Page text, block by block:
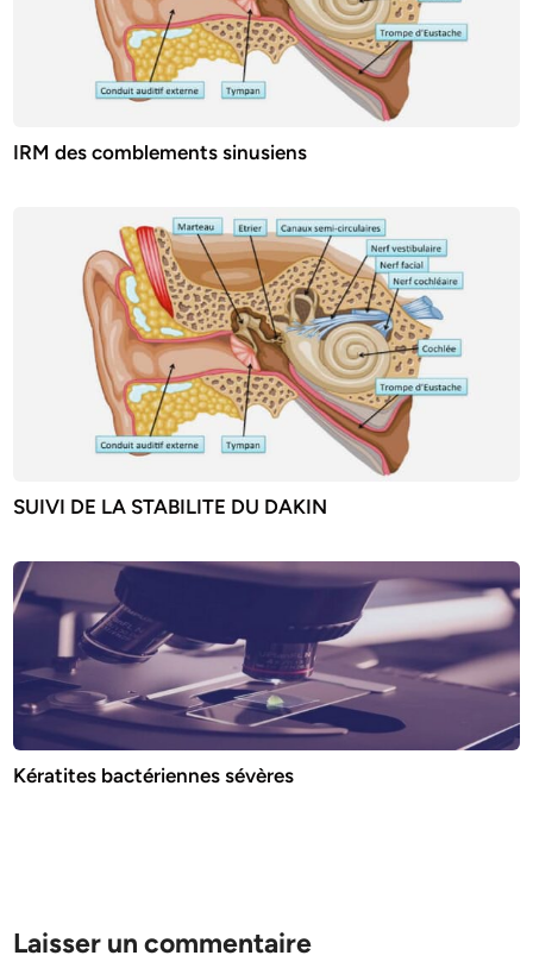
IRM des comblements sinusiens
SUIVI DE LA STABILITE DU DAKIN
Kératites bactériennes sévères
Laisser un commentaire